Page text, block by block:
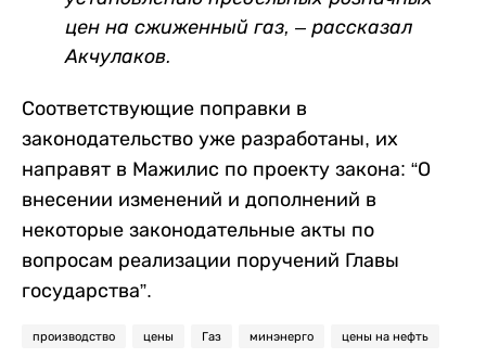
цен на сжиженный газ, – рассказал
Акчулаков.
Соответствующие поправки в
законодательство уже разработаны, их
направят в Мажилис по проекту закона: “О
внесении изменений и дополнений в
некоторые законодательные акты по
вопросам реализации поручений Главы
государства”.
производство цены Газ минэнерго цены на нефть